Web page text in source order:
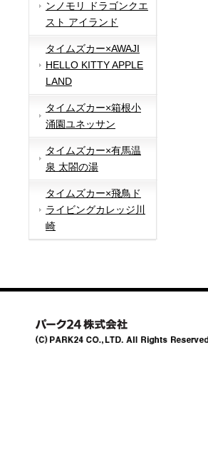
ンノモリ ドラゴンクエ
スト アイランド
タイムズカー×AWAJI
HELLO KITTY APPLE
LAND
タイムズカー×箱根小
涌園ユネッサン
タイムズカー×有馬温
泉 太閤の湯
タイムズカー×飛鳥ド
ライビングカレッジ川
崎